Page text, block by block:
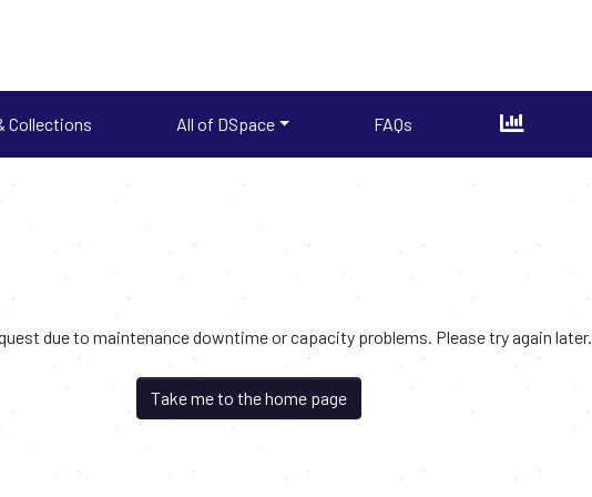
Collections All of DSpace FAQs
due to maintenance downtime or capacity problems. Please try again later.
Take me to the home page